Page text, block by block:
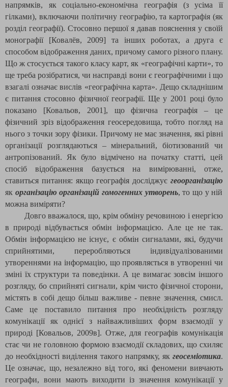
напрямків, як соціально-економічна географія (з усіма її
гілками), включаючи політичну географію, та картографія (як
розділ географії). Стосовно першої я давав пояснення у своїй
монографії [Ковалёв, 2009] та інших роботах, а друга є
способом відображення даних, причому самого різного плану.
Що ж стосується такого класу карт, як «географічні карти», то
ще треба розібратися, чи насправді вони є географічними і що
взагалі означає вислів «географічна карта». Дещо складнішим
є питання стосовно фізичної географії. Ще у 2001 році було
показано [Ковальов, 2001], що фізична географія – це
фізичний зріз відображення геосередовища, тобто погляд на
нього з точки зору фізики. Причому не має значення, які рівні
організації розглядаються – мінеральний, біотизований чи
антропізований. Як було відмічено на початку статті, цей
спосіб відображення базується на вимірюванні, отже,
ставиться питання: якщо географія досліджує геоорганізацію
як організацію організацій гомогенних утворень, то що у ній
можна виміряти?
Довго вважалося, що, крім обміну речовиною і енергією
в природі відбувається обмін інформацією. Але це не так.
Обмін інформацією не існує, є обмін сигналами, які, будучи
сприйнятими, переробляються індивідуалізованими
утвореннями на інформацію, що проявляється в утворенні чи
зміні їх структури та поведінки. А це вимагає зовсім іншого
розгляду, бо сприйняті сигнали, крім чисто фізичної сторони,
містять в собі дещо більш важливе - певне значення, смисл.
Саме це поставило питання про необхідність розгляду
комунікації як однієї з найважливіших форм взаємодії у
природі [Ковальов, 2009в]. Отже, для географів комунікація
стає чи не головною формою взаємодії складових, що схиляє
до необхідності виділення такого напрямку, як геосеміотика.
Це означає, що, незалежно від того, які феномени вивчають
географи, вони мають виходити із значення комунікації у